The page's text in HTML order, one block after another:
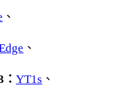
、
、
YT1s 、